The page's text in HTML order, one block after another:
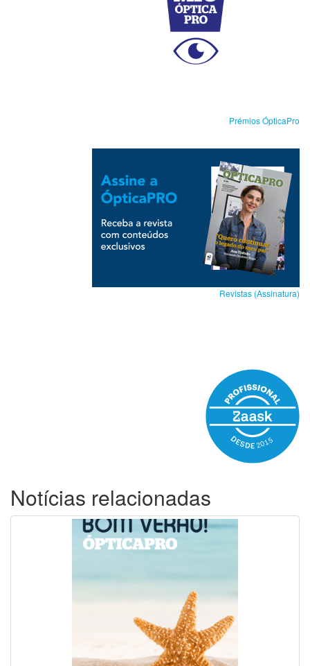
Prémios ÓpticaPro
Revistas (Assinatura)
Notícias relacionadas